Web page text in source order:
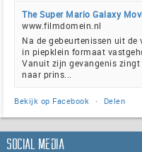
The Super Mario Galaxy
www.filmdomein.nl
Na de gebeurtenissen uit
in piepklein formaat
Vanuit zijn gevangenis
naar prins...
Bekijk op Facebook · Delen
Social Media